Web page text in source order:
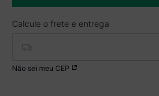
Não sei meu CEP